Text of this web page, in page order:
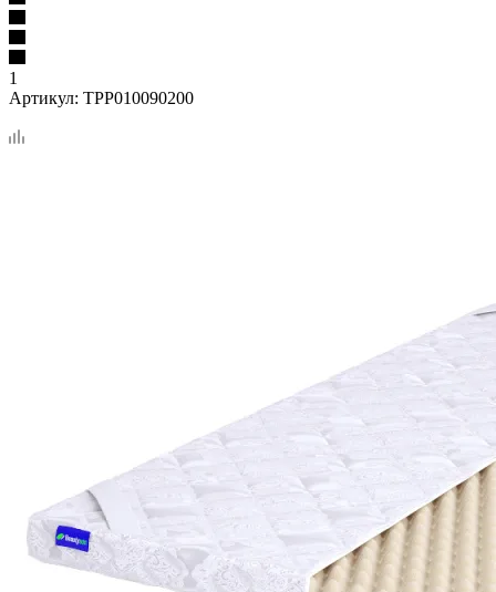
1
Артикул: TPP010090200